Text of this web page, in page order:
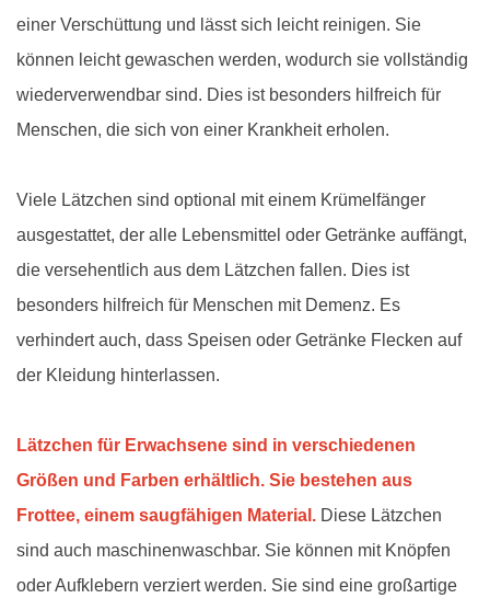
einer Verschüttung und lässt sich leicht reinigen. Sie
können leicht gewaschen werden, wodurch sie vollständig
wiederverwendbar sind. Dies ist besonders hilfreich für
Menschen, die sich von einer Krankheit erholen.
Viele Lätzchen sind optional mit einem Krümelfänger
ausgestattet, der alle Lebensmittel oder Getränke auffängt,
die versehentlich aus dem Lätzchen fallen. Dies ist
besonders hilfreich für Menschen mit Demenz. Es
verhindert auch, dass Speisen oder Getränke Flecken auf
der Kleidung hinterlassen.
Lätzchen für Erwachsene sind in verschiedenen
Größen und Farben erhältlich. Sie bestehen aus
Frottee, einem saugfähigen Material. Diese Lätzchen
sind auch maschinenwaschbar. Sie können mit Knöpfen
oder Aufklebern verziert werden. Sie sind eine großartige